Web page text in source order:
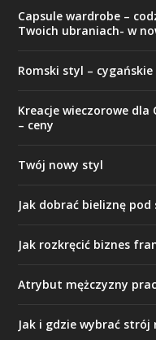
Capsule wardrobe –
Twoich ubraniach- w
Romski styl –
Kreacje wieczorowe dla
– ceny
Twój nowy styl
Jak dobrać bieliznę pod
Jak rozkręcić biznes
Atrybut mężczyzny
Jak i gdzie wybrać strój